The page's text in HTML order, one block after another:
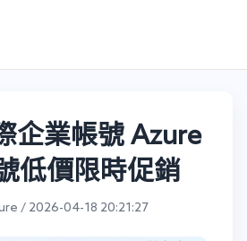
企業帳號 Azure
低價限時促銷
/ 2026-04-18 20:21:27